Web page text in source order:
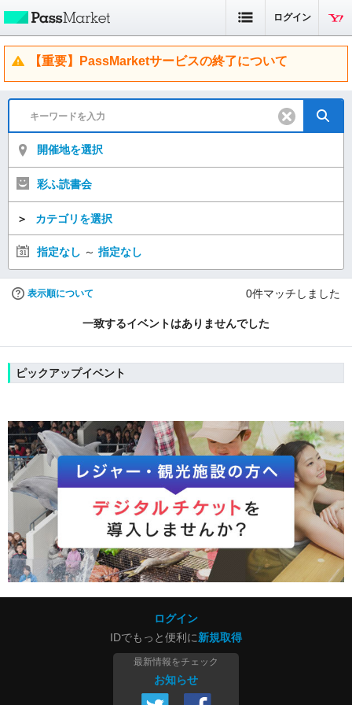
ログイン
【重要】PassMarketサービスの終了について
開催地を選択
彩ふ読書会
＞ カテゴリを選択
指定なし ～ 指定なし
表示順について 0件マッチしました
一致するイベントはありませんでした
ピックアップイベント
ログイン
IDでもっと便利に新規取得
最新情報をチェック
お知らせ